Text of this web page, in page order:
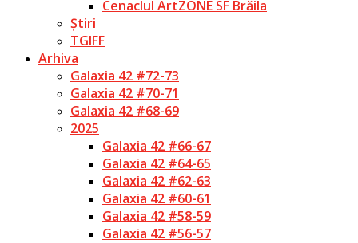
Cenaclul ArtZONE SF Brăila
Știri
TGIFF
Arhiva
Galaxia 42 #72-73
Galaxia 42 #70-71
Galaxia 42 #68-69
2025
Galaxia 42 #66-67
Galaxia 42 #64-65
Galaxia 42 #62-63
Galaxia 42 #60-61
Galaxia 42 #58-59
Galaxia 42 #56-57